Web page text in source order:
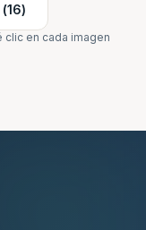
(16)
en cada imagen